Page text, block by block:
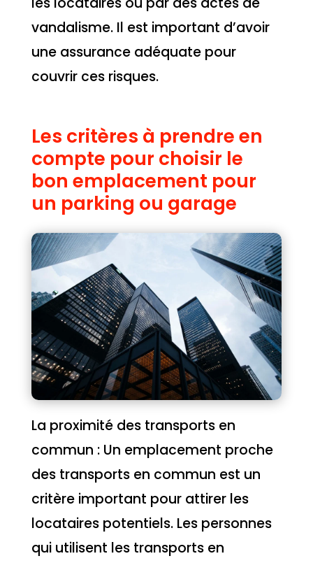
vandalisme. Il est important d’avoir
une assurance adéquate pour
couvrir ces risques.
Les critères à prendre en
compte pour choisir le
bon emplacement pour
un parking ou garage
La proximité des transports en
commun : Un emplacement proche
des transports en commun est un
critère important pour attirer les
locataires potentiels. Les personnes
qui utilisent les transports en